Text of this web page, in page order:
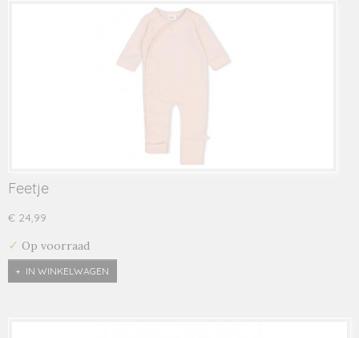
Feetje
€ 24,99
✓ Op voorraad
IN WINKELWAGEN